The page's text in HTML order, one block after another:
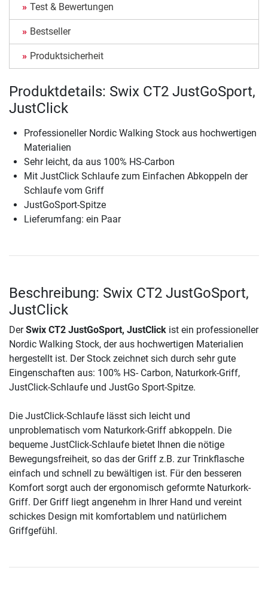
Test & Bewertungen
Bestseller
Produktsicherheit
Produktdetails: Swix CT2 JustGoSport,
JustClick
Professioneller Nordic Walking Stock aus hochwertigen
Materialien
Sehr leicht, da aus 100% HS-Carbon
Mit JustClick Schlaufe zum Einfachen Abkoppeln der
Schlaufe vom Griff
JustGoSport-Spitze
Lieferumfang: ein Paar
Beschreibung: Swix CT2 JustGoSport,
JustClick
DerSwix CT2 JustGoSport, JustClick ist ein professioneller
Nordic Walking Stock, der aus hochwertigen Materialien
hergestellt ist. Der Stock zeichnet sich durch sehr gute
Eingenschaften aus: 100% HS- Carbon, Naturkork-Griff,
JustClick-Schlaufe und JustGo Sport-Spitze.
Die JustClick-Schlaufe lässt sich leicht und
unproblematisch vom Naturkork-Griff abkoppeln. Die
bequeme JustClick-Schlaufe bietet Ihnen die nötige
Bewegungsfreiheit, so das der Griff z.B. zur Trinkflasche
einfach und schnell zu bewältigen ist. Für den besseren
Komfort sorgt auch der ergonomisch geformte Naturkork-
Griff. Der Griff liegt angenehm in Ihrer Hand und vereint
schickes Design mit komfortablem und natürlichem
Griffgefühl.